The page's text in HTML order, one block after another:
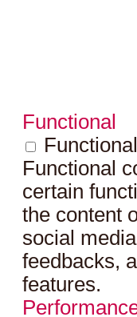
Functional
Functional
Functional
certain
the content
social
feedbacks,
features.